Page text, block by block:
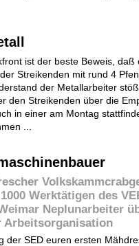
ist der beste Beweis, daß
Streikenden mit rund 4
der Metallarbeiter
den Streikenden über die
in einer am Montag
...
Werktätigen des
Neplunarbeiter
Arbeitsorganisation
der SED euren ersten